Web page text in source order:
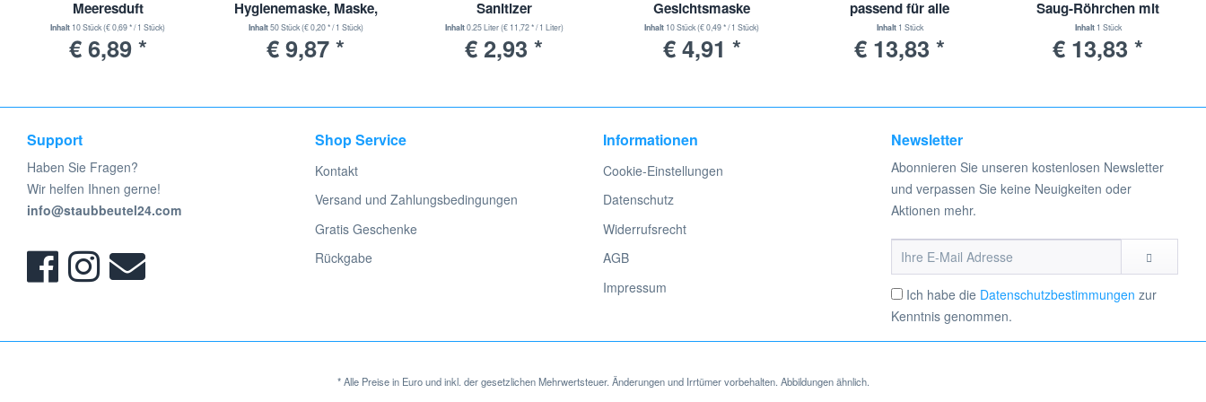
Meeresduft
Inhalt 10 Stück(€ 0,69 * / 1 Stück)
€ 6,89 *
Hygienemaske, Maske,
Einwegmaske, 3 Lagig
Inhalt50 Stück(€ 0,20 * / 1 Stück)
€ 9,87 *
Sanitizer
Inhalt0.25 Liter(€ 11,72 * / 1 Liter)
€ 2,93 *
Gesichtsmaske
Atemschutzmaske
Inhalt 10 Stück(€ 0,49 * / 1 Stück)
€ 4,91 *
passend für alle
Staubsauger mit 30-
38mm Durchmesser
Inhalt 1 Stück
€ 13,83 *
Saug-Röhrchen mit
Universal-Adapter | 30-
38mm Durchmesser
Inhalt 1 Stück
€ 13,83 *
Support
Haben Sie Fragen?
Wir helfen Ihnen gerne!
info@staubbeutel24.com
Shop Service
Kontakt
Versand und Zahlungsbedingungen
Gratis Geschenke
Rückgabe
Informationen
Cookie-Einstellungen
Datenschutz
Widerrufsrecht
AGB
Impressum
Newsletter
Abonnieren Sie unseren kostenlosen Newsletter
und verpassen Sie keine Neuigkeiten oder
Aktionen mehr.
Ich habe die Datenschutzbestimmungen zur
Kenntnis genommen.
* Alle Preise in Euro und inkl. der gesetzlichen Mehrwertsteuer. Änderungen und Irrtümer vorbehalten. Abbildungen ähnlich.